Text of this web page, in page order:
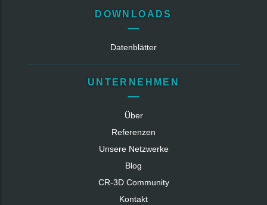
DOWNLOADS
Datenblätter
UNTERNEHMEN
Über
Referenzen
Unsere Netzwerke
Blog
CR‑3D Community
Kontakt